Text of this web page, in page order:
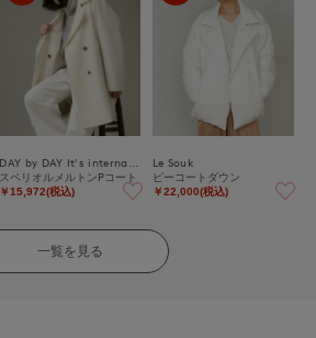
スペリオルメルトンPコート
￥15,972(税込)
Le Souk
ピーコートダウン
￥22,000(税込)
一覧を見る